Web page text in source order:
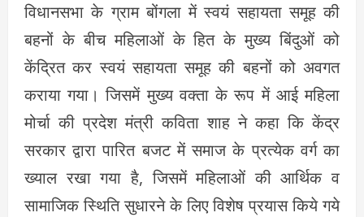
विधानसभा के ग्राम बोंगला में स्वयं सहायता समूह की
बहनों के बीच महिलाओं के हित के मुख्य बिंदुओं को
केंद्रित कर स्वयं सहायता समूह की बहनों को अवगत
कराया गया। जिसमें मुख्य वक्ता के रूप में आई महिला
मोर्चा की प्रदेश मंत्री कविता शाह ने कहा कि केंद्र
सरकार द्वारा पारित बजट में समाज के प्रत्येक वर्ग का
ख्याल रखा गया है, जिसमें महिलाओं की आर्थिक व
सामाजिक स्थिति सुधारने के लिए विशेष प्रयास किये गये